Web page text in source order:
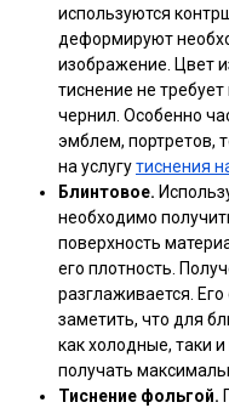
используются
деформируют
изображение. Цвет
тиснение не
чернил. Особенно
эмблем, портретов,
на услугутиснения
Блинтовое.
необходимо
поверхность
его плотность.
разглаживается.
заметить, что для
как холодные, таки
получать
Тиснение фольгой.